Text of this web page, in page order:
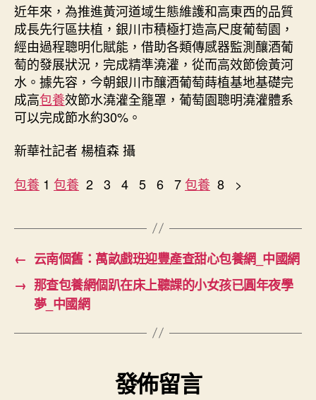
近年來，為推進黃河道域生態維護和高東西的品質
成長先行區扶植，銀川市積極打造高尺度葡萄園，
經由過程聰明化賦能，借助各類傳感器監測釀酒葡
萄的發展狀況，完成精準澆灌，從而高效節儉黃河
水。據先容，今朝銀川市釀酒葡萄蒔植基地基礎完
成高包養效節水澆灌全籠罩，葡萄園聰明澆灌體系
可以完成節水約30%。
新華社記者 楊植森 攝
包養 1 包養 2 3 4 5 6 7包養 8 >
← 云南個舊：萬畝戲班迎豐產查甜心包養網_中國網
→ 那查包養網個趴在床上聽課的小女孩已圓年夜學
夢_中國網
發佈留言